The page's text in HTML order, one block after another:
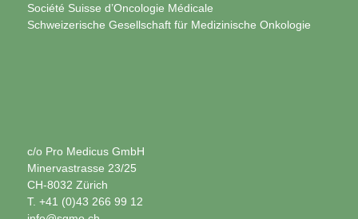
Société Suisse d’Oncologie Médicale
Schweizerische Gesellschaft für Medizinische Onkologie
c/o Pro Medicus GmbH
Minervastrasse 23/25
CH-8032 Zürich
T. +41 (0)43 266 99 12